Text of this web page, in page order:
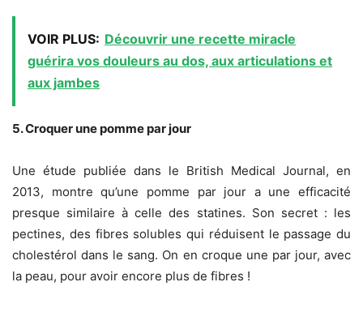
VOIR PLUS: Découvrir une recette miracle
guérira vos douleurs au dos, aux articulations et
aux jambes
5. Croquer une pomme par jour
Une étude publiée dans le British Medical Journal, en
2013, montre qu’une pomme par jour a une efficacité
presque similaire à celle des statines. Son secret : les
pectines, des fibres solubles qui réduisent le passage du
cholestérol dans le sang. On en croque une par jour, avec
la peau, pour avoir encore plus de fibres !